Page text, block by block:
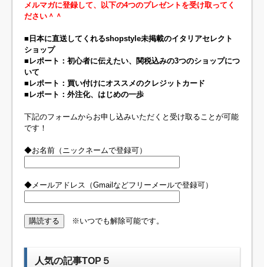
メルマガに登録して、以下の4つのプレゼントを受け取ってく
ださい＾＾
■日本に直送してくれるshopstyle未掲載のイタリアセレクト
ショップ
■レポート：初心者に伝えたい、関税込みの3つのショップにつ
いて
■レポート：買い付けにオススメのクレジットカード
■レポート：外注化、はじめの一歩
下記のフォームからお申し込みいただくと受け取ることが可能
です！
◆お名前（ニックネームで登録可）
◆メールアドレス（Gmailなどフリーメールで登録可）
※いつでも解除可能です。
人気の記事TOP５